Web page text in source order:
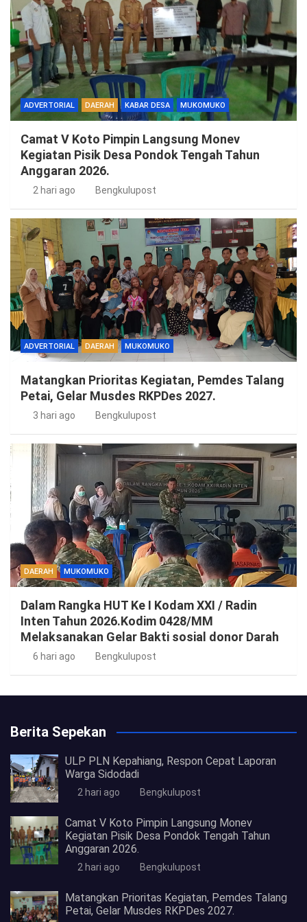
ADVERTORIAL DAERAH KABAR DESA MUKOMUKO
Camat V Koto Pimpin Langsung Monev
Kegiatan Pisik Desa Pondok Tengah Tahun
Anggaran 2026.
2 hari ago Bengkulupost
ADVERTORIAL DAERAH MUKOMUKO
Matangkan Prioritas Kegiatan, Pemdes Talang
Petai, Gelar Musdes RKPDes 2027.
3 hari ago Bengkulupost
DAERAH MUKOMUKO
Dalam Rangka HUT Ke I Kodam XXI / Radin
Inten Tahun 2026.Kodim 0428/MM
Melaksanakan Gelar Bakti sosial donor Darah
6 hari ago Bengkulupost
Berita Sepekan
ULP PLN Kepahiang, Respon Cepat Laporan
Warga Sidodadi
2 hari ago Bengkulupost
Camat V Koto Pimpin Langsung Monev
Kegiatan Pisik Desa Pondok Tengah Tahun
Anggaran 2026.
2 hari ago Bengkulupost
Matangkan Prioritas Kegiatan, Pemdes Talang
Petai, Gelar Musdes RKPDes 2027.